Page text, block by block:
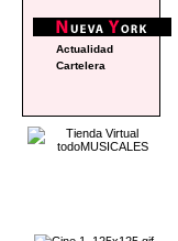
Actualidad
Cartelera